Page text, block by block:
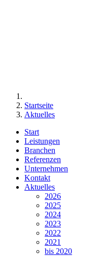
Startseite
Aktuelles
Start
Leistungen
Branchen
Referenzen
Unternehmen
Kontakt
Aktuelles
2026
2025
2024
2023
2022
2021
bis 2020